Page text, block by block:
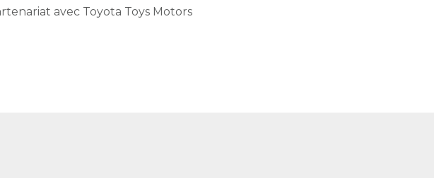
avec Toyota Toys Motors